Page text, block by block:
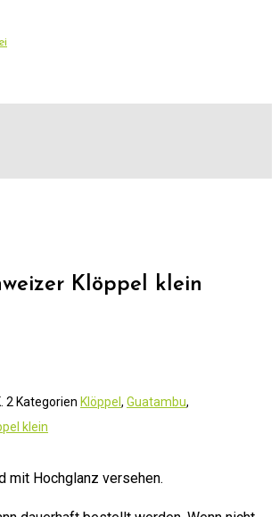
Klöppel klein
2 Kategorien Klöppel , Guatambu,
klein
mit Hochglanz versehen.